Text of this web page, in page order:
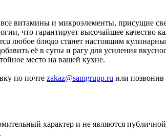
витамины и микроэлементы, присущие
что гарантирует высочайшее
любое блюдо станет настоящим
её в супы и рагу для усиления
место на вашей кухне.
по почте zakaz@samgrupp.ru или позвонив
характер и не являются